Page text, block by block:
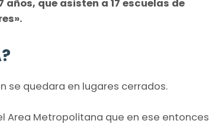
años, que asisten a 17 escuelas de
se quedara en lugares cerrados.
Area Metropolitana que en ese entonces